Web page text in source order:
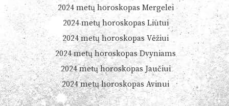
2024 metų horoskopas Mergelei
2024 metų horoskopas Liūtui
2024 metų horoskopas Vėžiui
2024 metų horoskopas Dvyniams
2024 metų horoskopas Jaučiui
2024 metų horoskopas Avinui